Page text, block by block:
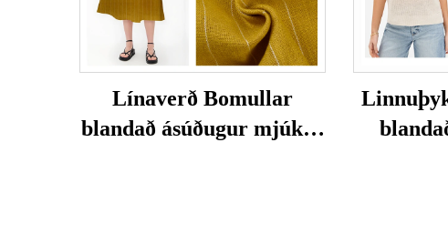
Línaverð Bomullar
blandað ásúðugur mjúkur